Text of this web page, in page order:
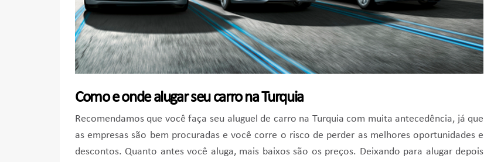
Como e onde alugar seu carro na Turquia
Recomendamos que você faça seu aluguel de carro na Turquia com muita antecedência, já que
as empresas são bem procuradas e você corre o risco de perder as melhores oportunidades e
descontos. Quanto antes você aluga, mais baixos são os preços. Deixando para alugar depois